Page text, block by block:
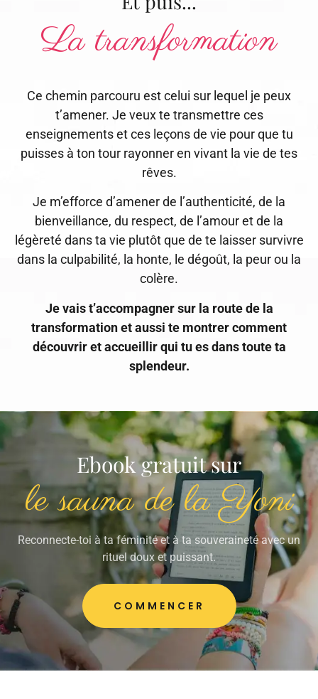
La transformation
Ce chemin parcouru est celui sur lequel je peux
t’amener. Je veux te transmettre ces
enseignements et ces leçons de vie pour que tu
puisses à ton tour rayonner en vivant la vie de tes
rêves.
Je m’efforce d’amener de l’authenticité, de la
bienveillance, du respect, de l’amour et de la
légèreté dans ta vie plutôt que de te laisser survivre
dans la culpabilité, la honte, le dégoût, la peur ou la
colère.
Je vais t’accompagner sur la route de la
transformation et aussi te montrer comment
découvrir et accueillir qui tu es dans toute ta
splendeur.
Ebook gratuit sur
le sauna de la Yoni
Reconnecte-toi à ta féminité et à ta souveraineté avec un
rituel doux et puissant.
COMMENCER